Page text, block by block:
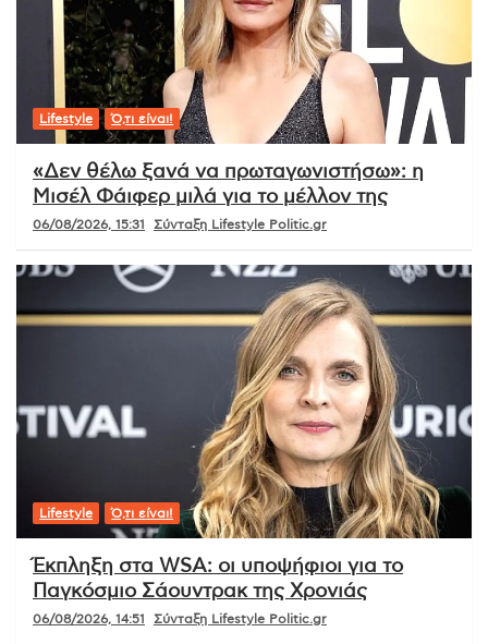
Lifestyle Ό,τι είναι!
«Δεν θέλω ξανά να πρωταγωνιστήσω»: η
Μισέλ Φάιφερ μιλά για το μέλλον της
06/08/2026, 15:31 Σύνταξη Lifestyle Politic.gr
Lifestyle Ό,τι είναι!
Έκπληξη στα WSA: οι υποψήφιοι για το
Παγκόσμιο Σάουντρακ της Χρονιάς
06/08/2026, 14:51 Σύνταξη Lifestyle Politic.gr